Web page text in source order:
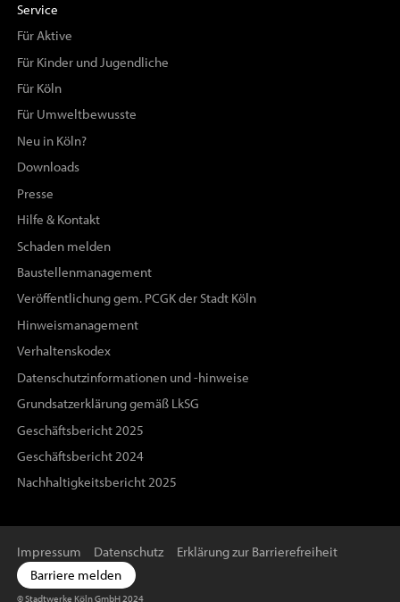
Service
Für Aktive
Für Kinder und Jugendliche
Für Köln
Für Umweltbewusste
Neu in Köln?
Downloads
Presse
Hilfe & Kontakt
Schaden melden
Baustellenmanagement
Veröffentlichung gem. PCGK der Stadt Köln
Hinweismanagement
Verhaltenskodex
Datenschutzinformationen und -hinweise
Grundsatzerklärung gemäß LkSG
Geschäftsbericht 2025
Geschäftsbericht 2024
Nachhaltigkeitsbericht 2025
© Stadtwerke Köln GmbH 2024
Impressum Datenschutz
Erklärung zur Barrierefreiheit
Barriere melden